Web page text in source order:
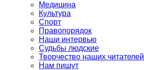
Медицина
Культура
Спорт
Правопорядок
Наши интервью
Судьбы людские
Творчество наших читателей
Нам пишут